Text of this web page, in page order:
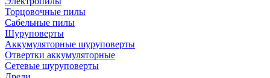
Торцовочные пилы
Сабельные пилы
Шуруповерты
Аккумуляторные шуруповерты
Отвертки аккумуляторные
Сетевые шуруповерты